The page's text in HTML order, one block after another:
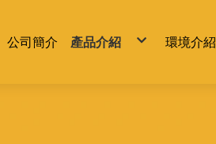
公司簡介 產品介紹 環境介紹